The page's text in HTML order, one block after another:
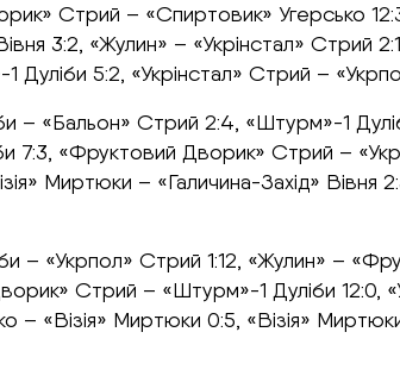
Стрий – «Спиртовик» Угерсько
3:2, «Жулин» – «Укрінстал» Стрий
5:2, «Укрінстал» Стрий –
– «Бальон» Стрий 2:4, «Штурм»-1
«Фруктовий Дворик» Стрий –
Миртюки – «Галичина-Захід»
«Укрпол» Стрий 1:12, «Жулин» –
Стрий – «Штурм»-1 Дуліби 12:0,
– «Візія» Миртюки 0:5, «Візія»